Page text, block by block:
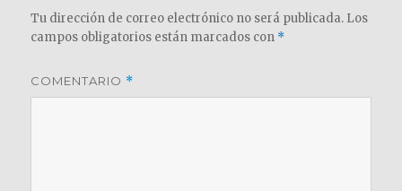
Tu dirección de correo electrónico no será publicada. Los
campos obligatorios están marcados con *
COMENTARIO *